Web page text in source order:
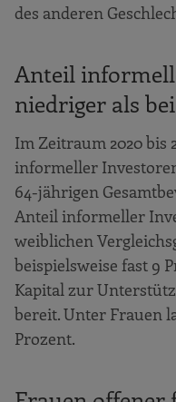
des anderen
Anteil
niedriger als
Im Zeitraum 2020 bis
informeller
64-jährigen
Anteil informeller
weiblichen
beispielsweise fast 9
Kapital zur
bereit. Unter Frauen
Prozent.